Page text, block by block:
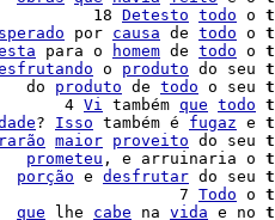
18 Detesto todo o
por causa de todo o
para o homem de todo o
o produto do seu
do produto de todo o seu
4 Vi também que todo
? Isso também é fugaz e
maior proveito do seu
prometeu , e arruinaria o
porção e desfrutar do seu
7 Todo o
que lhe cabe na vida e no